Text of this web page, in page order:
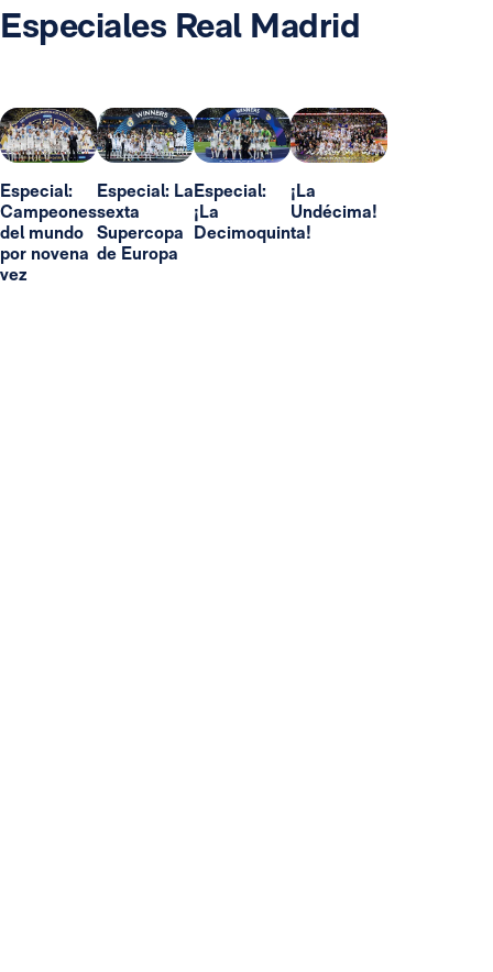
Especiales Real Madrid
Especial:
Campeones
del mundo
por novena
vez
Especial: La
sexta
Supercopa
de Europa
Especial:
¡La
Decimoquinta!
¡La
Undécima!